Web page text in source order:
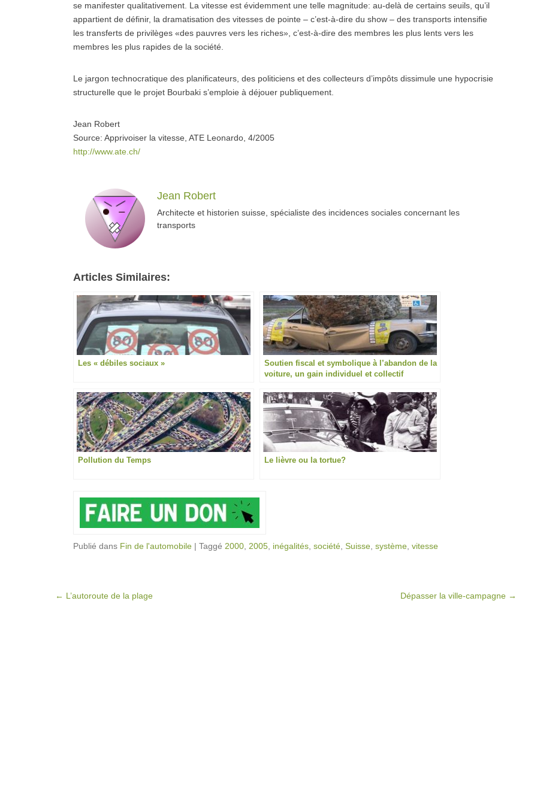
se manifester qualitativement. La vitesse est évidemment une telle magnitude: au-delà de certains seuils, qu’il
appartient de définir, la dramatisation des vitesses de pointe – c’est-à-dire du show – des transports intensifie
les transferts de privilèges «des pauvres vers les riches», c’est-à-dire des membres les plus lents vers les
membres les plus rapides de la société.
Le jargon technocratique des planificateurs, des politiciens et des collecteurs d’impôts dissimule une hypocrisie
structurelle que le projet Bourbaki s’emploie à déjouer publiquement.
Jean Robert
Source: Apprivoiser la vitesse, ATE Leonardo, 4/2005
http://www.ate.ch/
Jean Robert
Architecte et historien suisse, spécialiste des incidences sociales concernant les
transports
Articles Similaires:
Les « débiles sociaux »
Soutien fiscal et symbolique à l’abandon de la
voiture, un gain individuel et collectif
Pollution du Temps Le lièvre ou la tortue?
Publié dans Fin de l'automobile | Taggé 2000 2005 inégalités société Suisse système vitesse
Post navigation
← L’autoroute de la plage Dépasser la ville-campagne →